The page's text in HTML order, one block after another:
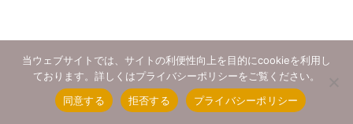
当ウェブサイトでは、サイトの利便性向上を目的にcookieを利用し
ております。詳しくはプライバシーポリシーをご覧ください。
同意する
拒否する プライバシーポリシー